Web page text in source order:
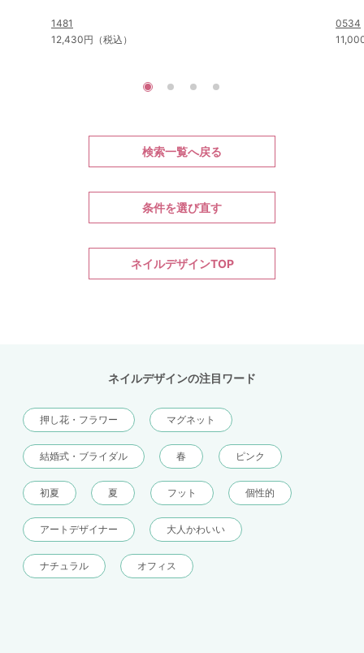
1481
12,430円（税込）
0534
検索一覧へ戻る
条件を選び直す
ネイルデザインTOP
ネイルデザインの注目ワード
押し花・フラワー マグネット
結婚式・ブライダル 春 ピンク
初夏 夏 フット 個性的
アートデザイナー 大人かわいい
ナチュラル オフィス